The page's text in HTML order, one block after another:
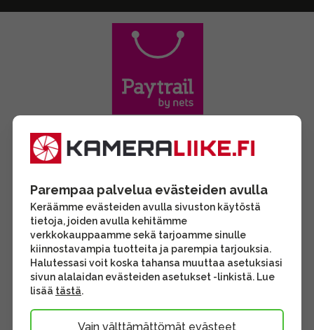
Parempaa palvelua evästeiden avulla
Keräämme evästeiden avulla sivuston käytöstä
tietoja, joiden avulla kehitämme
verkkokauppaamme sekä tarjoamme sinulle
kiinnostavampia tuotteita ja parempia tarjouksia.
Halutessasi voit koska tahansa muuttaa asetuksiasi
sivun alalaidan evästeiden asetukset -linkistä. Lue
lisää tästä.
Vain välttämättömät evästeet